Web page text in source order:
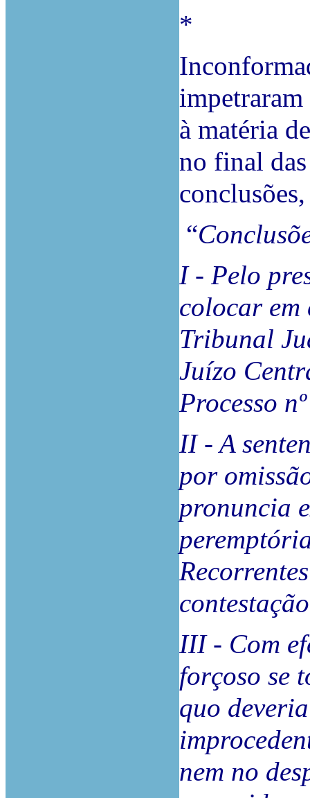
*
impetraram
à matéria
no final das
“
I - Pelo
colocar em
Tribunal
Juízo
Processo
II - A
por
pronuncia
III - Com
forçoso se
quo
nem no